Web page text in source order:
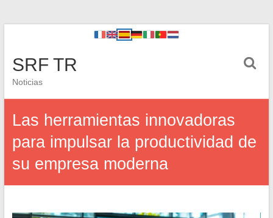
SRF TR
Noticias
Las herramientas innovadoras
para impulsar la productividad de
su empresa moderna